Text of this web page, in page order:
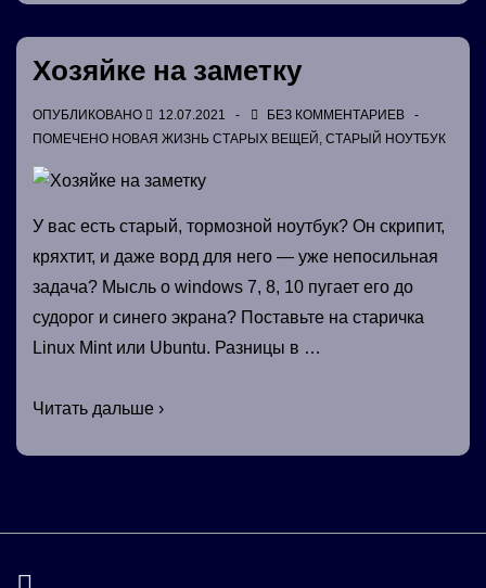
Хозяйке на заметку
ОПУБЛИКОВАНО 12.07.2021
БЕЗ КОММЕНТАРИЕВ
ПОМЕЧЕНО НОВАЯ ЖИЗНЬ СТАРЫХ ВЕЩЕЙ , СТАРЫЙ НОУТБУК
У вас есть старый, тормозной ноутбук? Он скрипит,
кряхтит, и даже ворд для него — уже непосильная
задача? Мысль о windows 7, 8, 10 пугает его до
судорог и синего экрана? Поставьте на старичка
Linux Mint или Ubuntu. Разницы в …
Хозяйке
Читать дальше ›